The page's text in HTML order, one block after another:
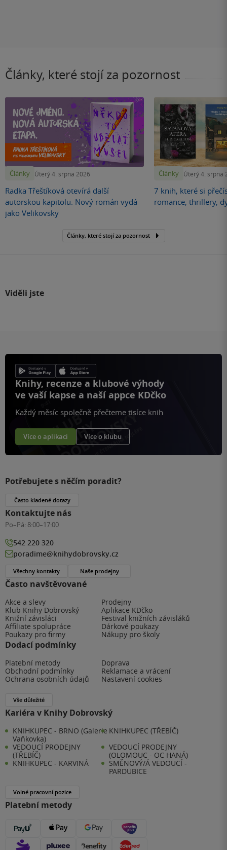
Články, které stojí za pozornost
Články Úterý 4. srpna 2026
Radka Třeštíková otevírá další
autorskou kapitolu. Nový román vydá
jako Velikovsky
Články Úterý 4. srpna
7 knih, které si
romance, thrillery,
Články, které stojí za pozornost
Viděli jste
Knihy, recenze a klubové výhody
ve vaší kapse a naší appce KDčko
Každý měsíc společně přečteme tisíce knih
Více o aplikaci Více o klubu
Často navštěvované
Akce a slevy
Prodejny
Klub Knihy Dobrovský
Aplikace KDčko
Knižní závisláci
Festival knižních závisláků
Affiliate spolupráce
Dárkové poukazy
Poukazy pro firmy
Nákupy pro školy
Dodací podmínky
Platební metody
Doprava
Obchodní podmínky
Reklamace a vrácení
Ochrana osobních údajů
Nastavení cookies
Vše důležité
Kariéra v Knihy Dobrovský
KNIHKUPEC - BRNO (Galerie
Vaňkovka)
KNIHKUPEC (TŘEBÍČ)
VEDOUCÍ PRODEJNY
(TŘEBÍČ)
VEDOUCÍ PRODEJNY
(OLOMOUC - OC HANÁ)
KNIHKUPEC - KARVINÁ
SMĚNOVÝ/Á VEDOUCÍ -
PARDUBICE
Volné pracovní pozice
Platební metody
Potřebujete s něčím poradit?
Často kladené dotazy
Kontaktujte nás
Po–Pá: 8:00–17:00
542 220 320
poradime@knihydobrovsky.cz
Všechny kontakty Naše prodejny